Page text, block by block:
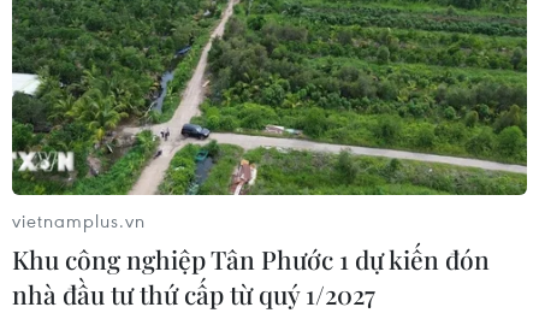
vietnamplus.vn
Khu công nghiệp Tân Phước 1 dự kiến đón
nhà đầu tư thứ cấp từ quý 1/2027